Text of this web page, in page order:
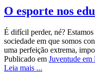
O esporte nos
É difícil perder, né?
sociedade em que somos
uma perfeição extrema,
Publicado em Juventude em
Leia mais ...